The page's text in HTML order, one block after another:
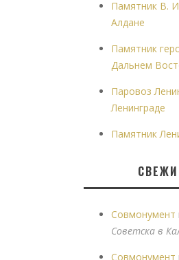
Памятник В.
Алдане
Памятник
Дальнем
Паровоз
Ленинграде
Памятник
Совмонумент
Советска в
Совмонумент